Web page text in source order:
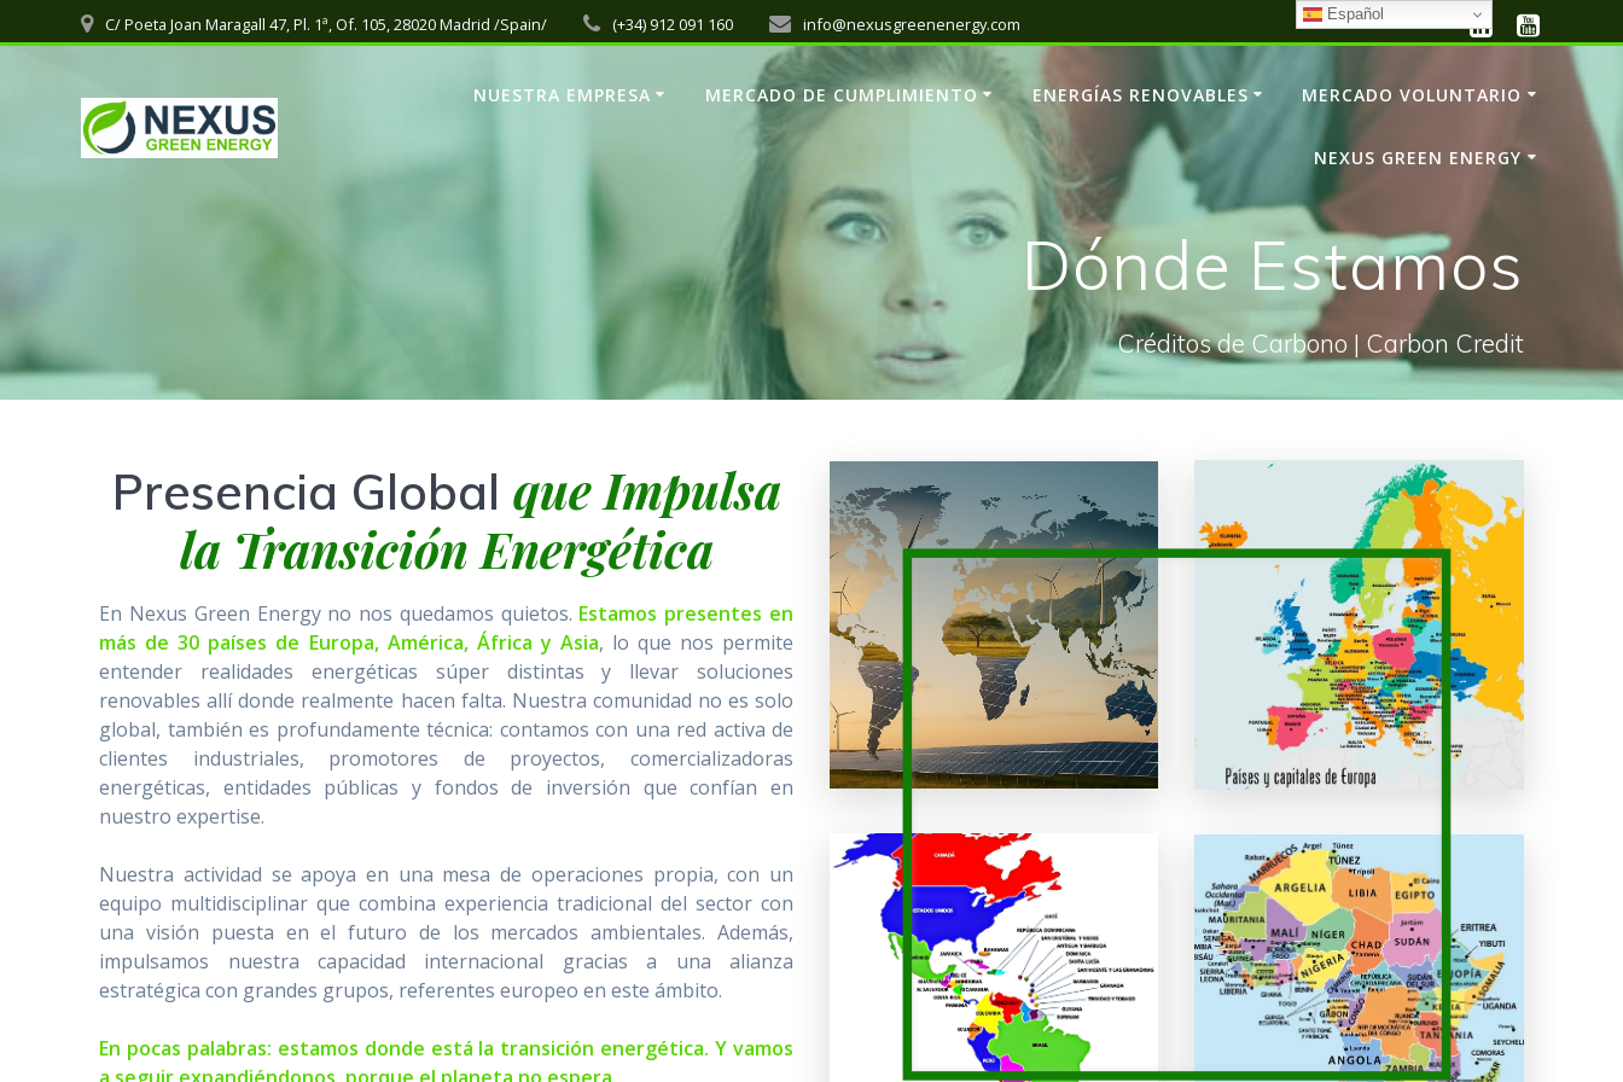
al
C/ Poeta Joan Maragall 47, Pl. 1ª, Of. 105, 28020 Madrid /Spain/ (+34) 912 091 160 info@nexusgreenenergy.com
NUESTRA EMPRESA MERCADO DE CUMPLIMIENTO ENERGÍAS RENOVABLES MERCADO VOLUNTARIO
NEXUS GREEN ENERGY
Dónde Estamos
Créditos de Carbono | Carbon Credit
Presencia Global que Impulsa
la Transición Energética
En Nexus Green Energy no nos quedamos quietos. Estamos presentes en
más de 30 países de Europa, América, África y Asia, lo que nos permite
entender realidades energéticas súper distintas y llevar soluciones
renovables allí donde realmente hacen falta. Nuestra comunidad no es solo
global, también es profundamente técnica: contamos con una red activa de
clientes industriales, promotores de proyectos, comercializadoras
energéticas, entidades públicas y fondos de inversión que confían en
nuestro expertise.
Nuestra actividad se apoya en una mesa de operaciones propia, con un
equipo multidisciplinar que combina experiencia tradicional del sector con
una visión puesta en el futuro de los mercados ambientales. Además,
impulsamos nuestra capacidad internacional gracias a una alianza
estratégica con grandes grupos, referentes europeo en este ámbito.
En pocas palabras: estamos donde está la transición energética. Y vamos
Español